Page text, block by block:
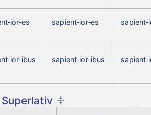
sapient‑ior‑es
sapient‑ior‑ibus